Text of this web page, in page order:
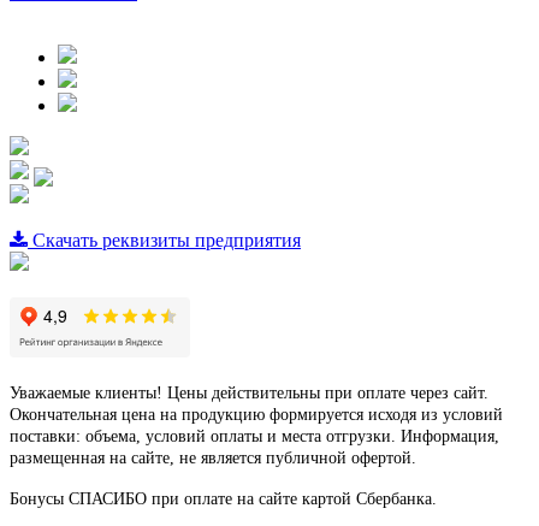
Скачать реквизиты предприятия
Уважаемые клиенты! Цены действительны при оплате через сайт.
Окончательная цена на продукцию формируется исходя из условий
поставки: объема, условий оплаты и места отгрузки. Информация,
размещенная на сайте, не является публичной офертой.
Бонусы СПАСИБО при оплате на сайте картой Сбербанка.